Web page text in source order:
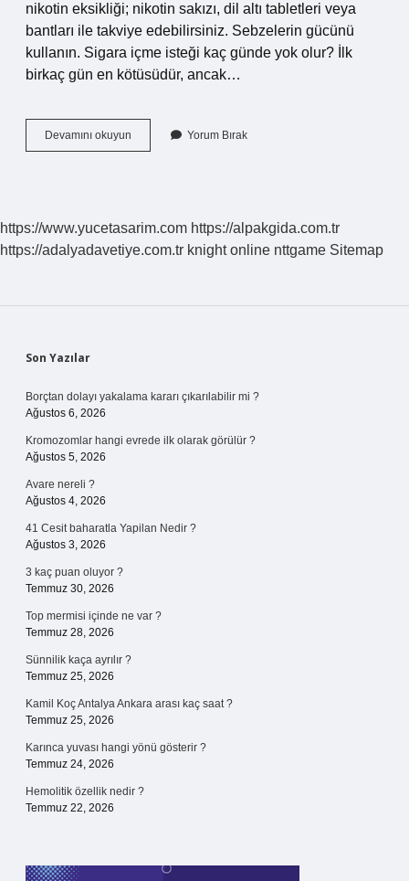
nikotin eksikliği; nikotin sakızı, dil altı tabletleri veya
bantları ile takviye edebilirsiniz. Sebzelerin gücünü
kullanın. Sigara içme isteği kaç günde yok olur? İlk
birkaç gün en kötüsüdür, ancak…
Devamını okuyun
Içme
Yorum Bırak
https://www.yucetasarim.com https://alpakgida.com.tr
https://adalyadavetiye.com.tr knight online nttgame Sitemap
Sidebar
Son Yazılar
Borçtan dolayı yakalama kararı çıkarılabilir mi ?
Ağustos 6, 2026
Kromozomlar hangi evrede ilk olarak görülür ?
Ağustos 5, 2026
Avare nereli ?
Ağustos 4, 2026
41 Cesit baharatla Yapilan Nedir ?
Ağustos 3, 2026
3 kaç puan oluyor ?
Temmuz 30, 2026
Top mermisi içinde ne var ?
Temmuz 28, 2026
Sünnilik kaça ayrılır ?
Temmuz 25, 2026
Kamil Koç Antalya Ankara arası kaç saat ?
Temmuz 25, 2026
Karınca yuvası hangi yönü gösterir ?
Temmuz 24, 2026
Hemolitik özellik nedir ?
Temmuz 22, 2026